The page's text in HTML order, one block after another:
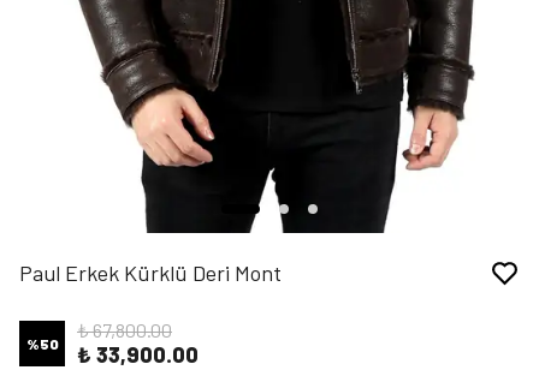
Paul Erkek Kürklü Deri Mont
%50
₺ 67,800.00
₺ 33,900.00